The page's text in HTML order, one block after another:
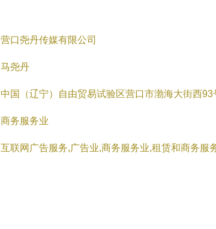
营口尧丹传媒有限公司
马尧丹
中国（辽宁）自由贸易试验区营口市渤海大街西93
商务服务业
互联网广告服务,广告业,商务服务业,租赁和商务服